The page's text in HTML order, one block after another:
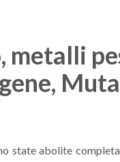
metalli
state abolite